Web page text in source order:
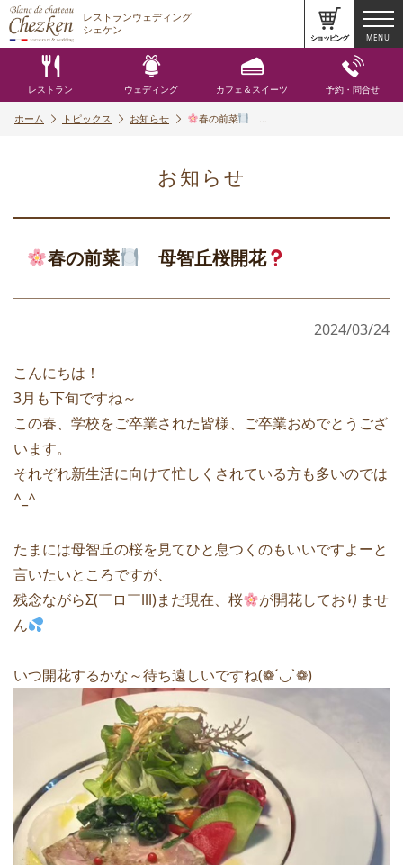
レストランウェディング
シェケン
レストラン ウェディング カフェ＆スイーツ 予約・問合せ
ショッピング MENU
ホーム トピックス お知らせ 春の前菜 …
お知らせ
春の前菜 母智丘桜開花
2024/03/24
こんにちは！
3月も下旬ですね～
この春、学校をご卒業された皆様、ご卒業おめでとうござ
います。
それぞれ新生活に向けて忙しくされている方も多いのでは
^_^
たまには母智丘の桜を見てひと息つくのもいいですよーと
言いたいところですが、
残念ながらΣ(￣ロ￣lll)まだ現在、桜
が開花しておりませ
ん
いつ開花するかな～待ち遠しいですね(❁´◡`❁)